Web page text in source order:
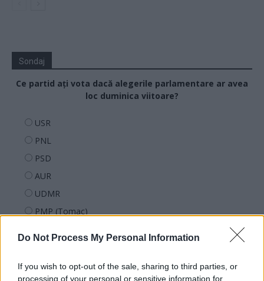
Do Not Process My Personal Information
If you wish to opt-out of the sale, sharing to third parties, or
processing of your personal or sensitive information for
Sondaj
Ce partid ați vota dacă alegerile parlamentare ar avea
loc duminica viitoare?
USR
PNL
PSD
AUR
UDMR
PMP (Tomac)
REPER